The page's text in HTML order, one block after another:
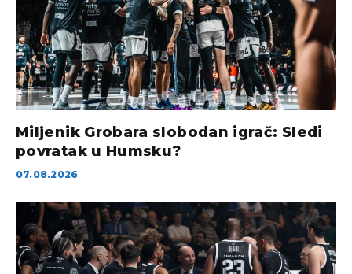
Miljenik Grobara slobodan igrač: Sledi
povratak u Humsku?
07.08.2026